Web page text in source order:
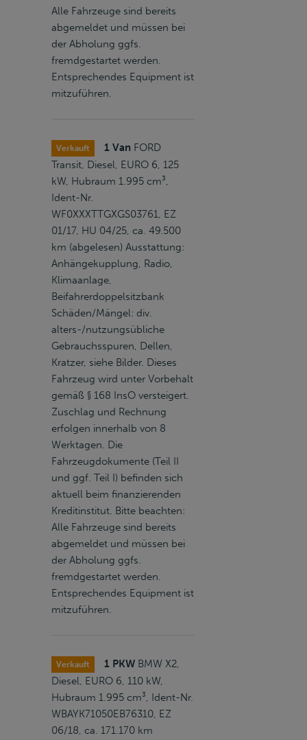
Alle Fahrzeuge sind bereits
abgemeldet und müssen bei
der Abholung ggfs.
fremdgestartet werden.
Entsprechendes Equipment ist
mitzuführen.
Verkauft 1 Van FORD
Transit, Diesel, EURO 6, 125
kW, Hubraum 1.995 cm³,
Ident-Nr.
WF0XXXTTGXGS03761, EZ
01/17, HU 04/25, ca. 49.500
km (abgelesen) Ausstattung:
Anhängekupplung, Radio,
Klimaanlage,
Beifahrerdoppelsitzbank
Schäden/Mängel: div.
alters-/nutzungsübliche
Gebrauchsspuren, Dellen,
Kratzer, siehe Bilder. Dieses
Fahrzeug wird unter Vorbehalt
gemäß § 168 InsO versteigert.
Zuschlag und Rechnung
erfolgen innerhalb von 8
Werktagen. Die
Fahrzeugdokumente (Teil II
und ggf. Teil I) befinden sich
aktuell beim finanzierenden
Kreditinstitut. Bitte beachten:
Alle Fahrzeuge sind bereits
abgemeldet und müssen bei
der Abholung ggfs.
fremdgestartet werden.
Entsprechendes Equipment ist
mitzuführen.
Verkauft 1 PKW BMW X2,
Diesel, EURO 6, 110 kW,
Hubraum 1.995 cm³, Ident-Nr.
WBAYK71050EB76310, EZ
06/18, ca. 171.170 km